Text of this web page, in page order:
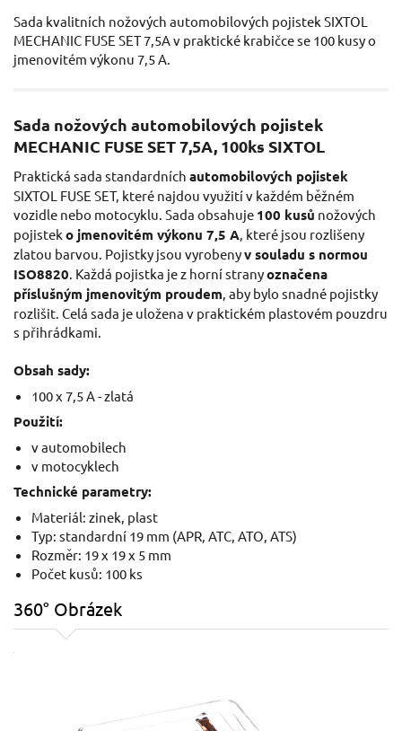
Sada kvalitních nožových automobilových pojistek SIXTOL
MECHANIC FUSE SET 7,5A v praktické krabičce se 100 kusy o
jmenovitém výkonu 7,5 A.
Sada nožových automobilových pojistek
MECHANIC FUSE SET 7,5A, 100ks SIXTOL
Praktická sada standardních automobilových pojistek
SIXTOL FUSE SET, které najdou využití v každém běžném
vozidle nebo motocyklu. Sada obsahuje 100 kusů nožových
pojistek o jmenovitém výkonu 7,5 A, které jsou rozlišeny
zlatou barvou. Pojistky jsou vyrobenyv souladu s normou
ISO8820. Každá pojistka je z horní stranyoznačena
příslušným jmenovitým proudem, aby bylo snadné pojistky
rozlišit. Celá sada je uložena v praktickém plastovém pouzdru
s přihrádkami.
Obsah sady:
100 x 7,5 A - zlatá
Použití:
v automobilech
v motocyklech
Technické parametry:
Materiál: zinek, plast
Typ: standardní 19 mm (APR, ATC, ATO, ATS)
Rozměr: 19 x 19 x 5 mm
Počet kusů: 100 ks
360° Obrázek